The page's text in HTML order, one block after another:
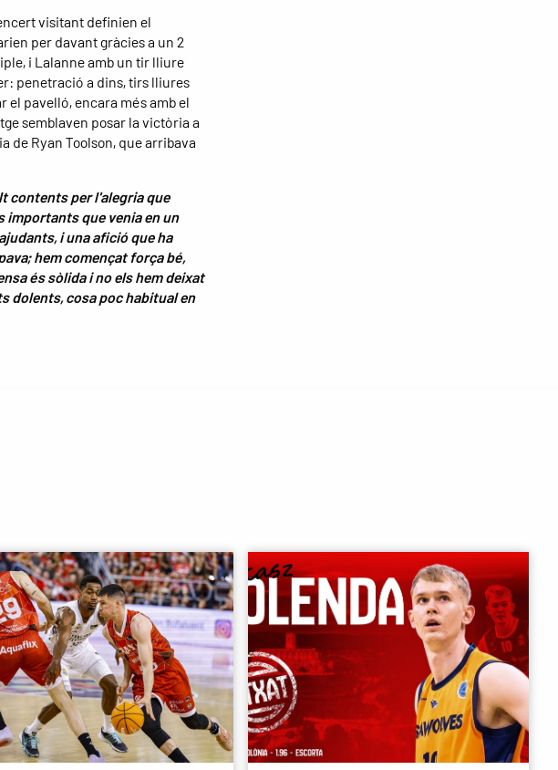
visitant definien el
per davant gràcies a un 2
i Lalanne amb un tir lliure
penetració a dins, tirs lliures
el pavelló, encara més amb el
semblaven posar la victòria a
de Ryan Toolson, que arribava
contents per l'alegria que
importants que venia en un
i una afició que ha
hem començat força bé,
és sòlida i no els hem deixat
dolents, cosa poc habitual en